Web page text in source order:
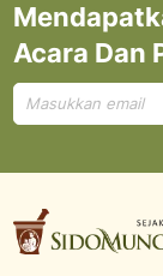
Acara Dan
Mendaftar
untuk